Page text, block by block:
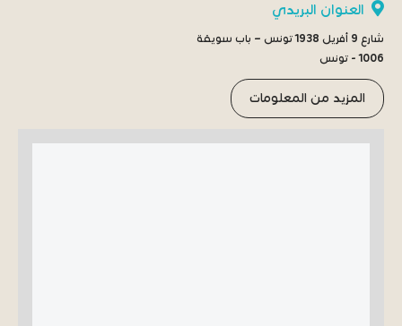
العنوان البريدي
شارع 9 أفريل 1938 تونس – باب سويقة
1006 - تونس
المزيد من المعلومات